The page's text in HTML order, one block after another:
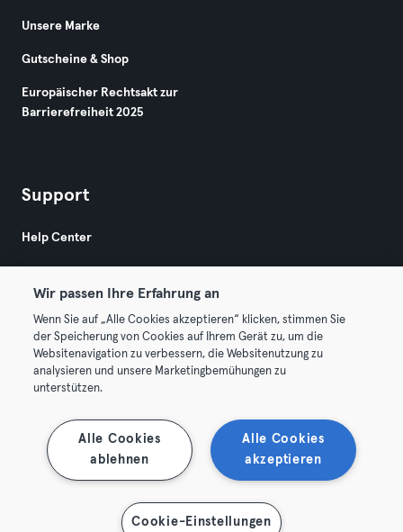
Unsere Marke
Gutscheine & Shop
Europäischer Rechtsakt zur
Barrierefreiheit 2025
Support
Help Center
© 2026 Urban Sports Group GmbH. All rights reserved.
AGB Datenschutz
Vertrag hier kündigen Hier Verträge widerrufen
Wir passen Ihre Erfahrung an
Wenn Sie auf „Alle Cookies akzeptieren“ klicken, stimmen Sie
der Speicherung von Cookies auf Ihrem Gerät zu, um die
Websitenavigation zu verbessern, die Websitenutzung zu
analysieren und unsere Marketingbemühungen zu
unterstützen.
Alle Cookies
akzeptieren
Alle Cookies
ablehnen
Cookie-Einstellungen